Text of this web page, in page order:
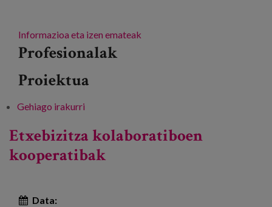
Informazioa eta izen emateak
Profesionalak
Proiektua
Gehiago irakurri
Etxebizitza kolaboratiboen
kooperatibak
Data: